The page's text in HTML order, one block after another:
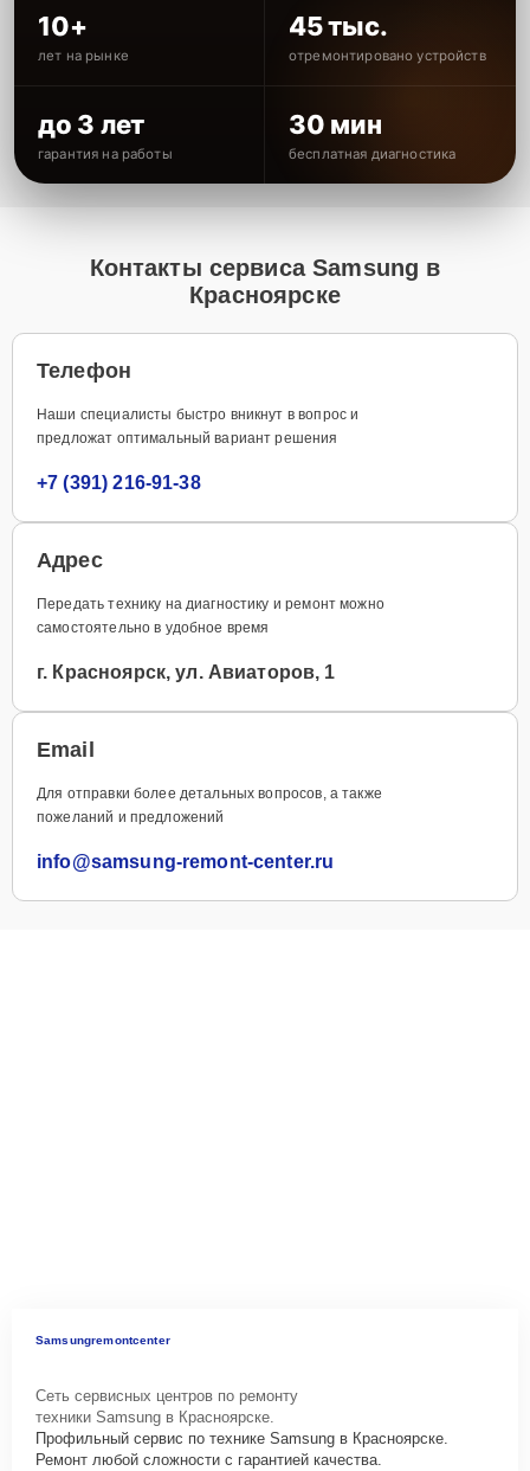
10+
лет на рынке
45 тыс.
отремонтировано устройств
до 3 лет
гарантия на работы
30 мин
бесплатная диагностика
Контакты сервиса Samsung в
Красноярске
Телефон
Наши специалисты быстро вникнут в вопрос и
предложат оптимальный вариант решения
+7 (391) 216-91-38
Адрес
Передать технику на диагностику и ремонт можно
самостоятельно в удобное время
г. Красноярск, ул. Авиаторов, 1
Email
Для отправки более детальных вопросов, а также
пожеланий и предложений
info@samsung-remont-center.ru
Samsungremontcenter
Сеть сервисных центров по ремонту
техники Samsung в Красноярске.
Профильный сервис по технике Samsung в Красноярске.
Ремонт любой сложности с гарантией качества.